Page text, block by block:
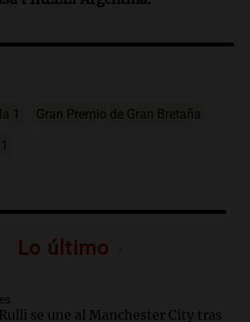
1 Gran Premio de Gran Bretaña
Lo último
se une al Manchester City tras